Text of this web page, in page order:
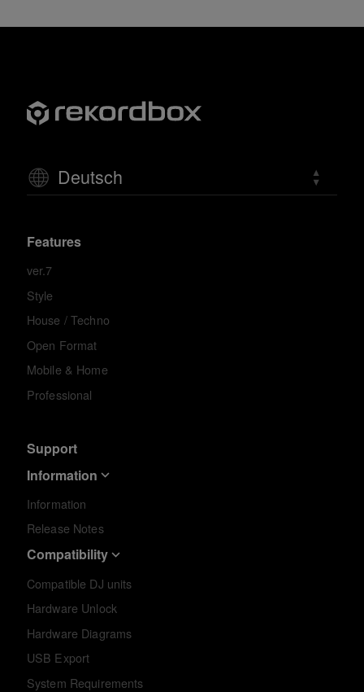
Deutsch
Features
ver.7
Style
House / Techno
Open Format
Mobile & Home
Professional
Support
Information
Information
Release Notes
Compatibility
Compatible DJ units
Hardware Unlock
Hardware Diagrams
USB Export
System Requirements